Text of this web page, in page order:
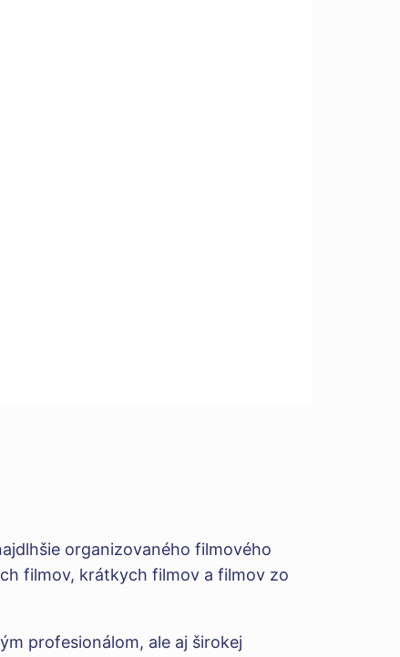
organizovaného filmového
filmov, krátkych filmov a filmov zo
profesionálom, ale aj širokej